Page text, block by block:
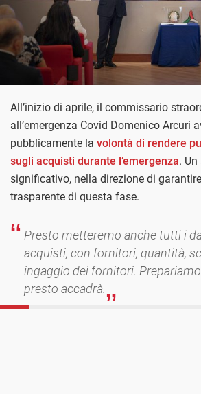
All’inizio di aprile, il commissario
all’emergenza Covid Domenico Arcuri
pubblicamente la volontà di rendere
sugli acquisti durante l’emergenza.
significativo, nella direzione di
trasparente di questa fase.
Presto metteremo anche tutti i
acquisti, con fornitori, quantità,
ingaggio dei fornitori.
presto accadrà.